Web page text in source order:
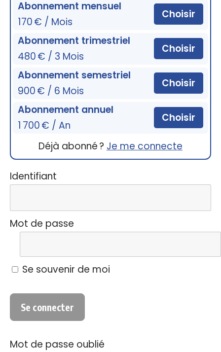
Abonnement mensuel
170 € / Mois
Choisir
Abonnement trimestriel
480 € / 3 Mois
Choisir
Abonnement semestriel
900 € / 6 Mois
Choisir
Abonnement annuel
1 700 € / An
Choisir
Déjà abonné ? Je me connecte
Identifiant
Mot de passe
Se souvenir de moi
Mot de passe oublié